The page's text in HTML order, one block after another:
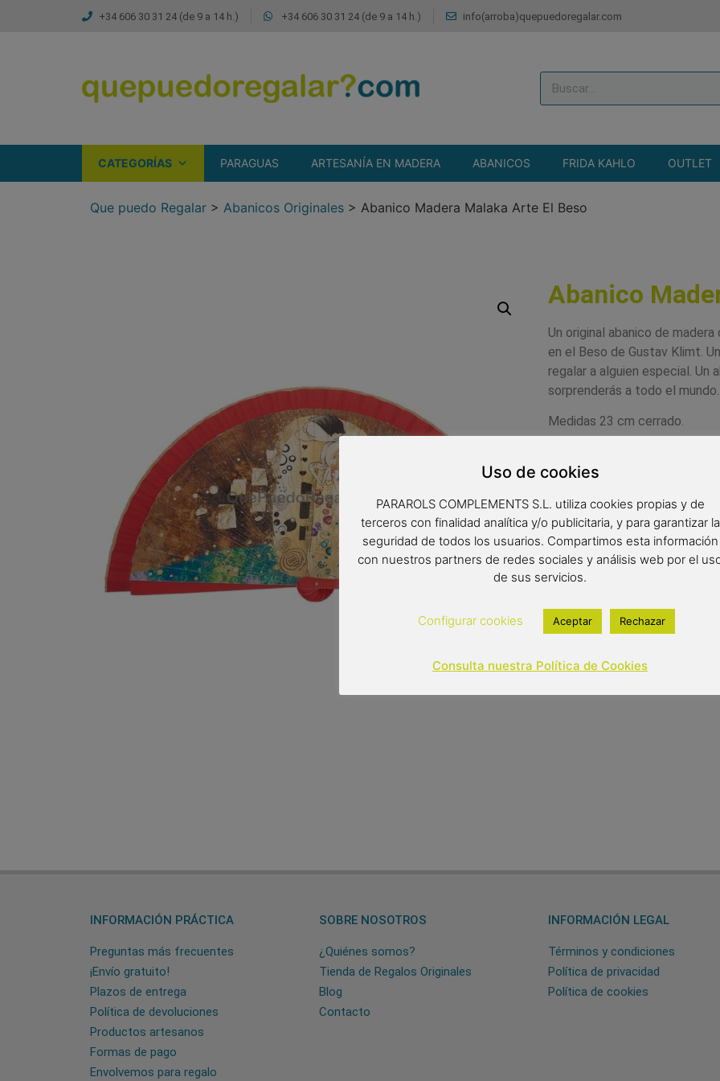
+34 606 30 31 24 (de 9 a 14 h.) +34 606 30 31 24 (de 9 a 14 h.) info(arroba)quepuedoregalar.com
CATEGORÍAS PARAGUAS ARTESANÍA EN MADERA ABANICOS FRIDA KAHLO OUTLET
Que puedo Regalar > Abanicos Originales > Abanico Madera Malaka Arte El Beso
Abanico
Un original abanico de
en el Beso de Gustav Klimt.
regalar a alguien especial. Un
sorprenderás a todo el mundo.
Medidas 23 cm cerrado.
15,95€ (IVA
Out of stock
INFORMACIÓN PRÁCTICA
Preguntas más frecuentes
¡Envío gratuito!
Plazos de entrega
Política de devoluciones
Productos artesanos
Formas de pago
Envolvemos para regalo
SOBRE NOSOTROS
¿Quiénes somos?
Tienda de Regalos Originales
Blog
Contacto
INFORMACIÓN LEGAL
Términos y condiciones
Política de privacidad
Política de cookies
Uso de cookies
PARAROLS COMPLEMENTS S.L. utiliza cookies propias y de
terceros con finalidad analítica y/o publicitaria, y para garantizar la
seguridad de todos los usuarios. Compartimos esta información
con nuestros partners de redes sociales y análisis web por el
de sus servicios.
Configurar cookies Aceptar Rechazar
Consulta nuestra Política de Cookies